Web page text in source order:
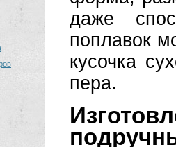
даже
поплавок
кусочка
пера.